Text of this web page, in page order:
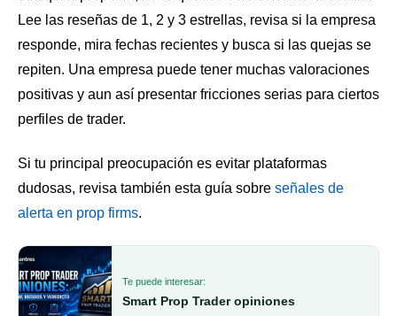
Lee las reseñas de 1, 2 y 3 estrellas, revisa si la empresa
responde, mira fechas recientes y busca si las quejas se
repiten. Una empresa puede tener muchas valoraciones
positivas y aun así presentar fricciones serias para ciertos
perfiles de trader.
Si tu principal preocupación es evitar plataformas
dudosas, revisa también esta guía sobre señales de
alerta en prop firms.
Te puede interesar:
Smart Prop Trader opiniones